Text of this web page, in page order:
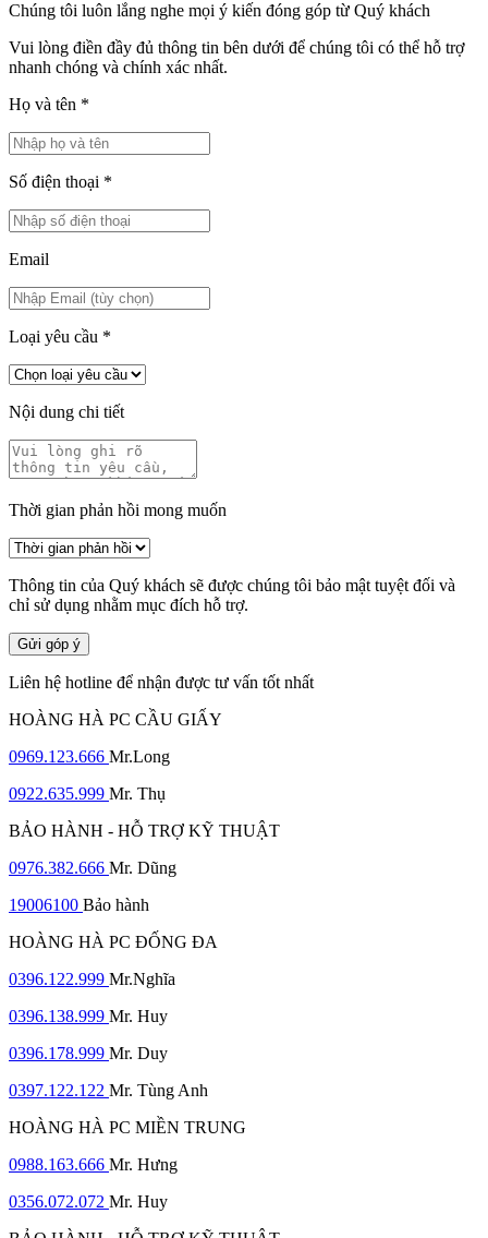
Chúng tôi luôn lắng nghe mọi ý kiến đóng góp từ Quý khách
Vui lòng điền đầy đủ thông tin bên dưới để chúng tôi có thể hỗ trợ
nhanh chóng và chính xác nhất.
Họ và tên *
Số điện thoại *
Email
Loại yêu cầu *
Nội dung chi tiết
Thời gian phản hồi mong muốn
Thông tin của Quý khách sẽ được chúng tôi bảo mật tuyệt đối và
chỉ sử dụng nhằm mục đích hỗ trợ.
Gửi góp ý
Liên hệ hotline để nhận được tư vấn tốt nhất
HOÀNG HÀ PC CẦU GIẤY
0969.123.666 Mr.Long
0922.635.999 Mr. Thụ
BẢO HÀNH - HỖ TRỢ KỸ THUẬT
0976.382.666 Mr. Dũng
19006100 Bảo hành
HOÀNG HÀ PC ĐỐNG ĐA
0396.122.999 Mr.Nghĩa
0396.138.999 Mr. Huy
0396.178.999 Mr. Duy
0397.122.122 Mr. Tùng Anh
HOÀNG HÀ PC MIỀN TRUNG
0988.163.666 Mr. Hưng
0356.072.072 Mr. Huy